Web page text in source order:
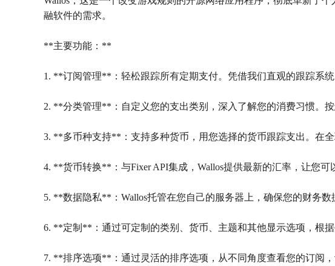
融软件的需求。
**主要功能：**
1. **订阅管理**：轻松跟踪所有定期支付。凭借我们直观的跟踪系统
2. **分类管理**：自定义您的支出类别，深入了解您的消费习惯。按
3. **多币种支持**：支持多种货币，用您选择的货币跟踪支出。在全
4. **货币转换**：与Fixer API集成，Wallos提供最新的汇率，让您可
5. **数据隐私**：Wallos托管在您自己的服务器上，确保您的财务数
6. **定制**：通过可定制的类别、货币、主题和其他显示选项，根
7. **排序选项**：通过灵活的排序选项，从不同角度查看您的订阅，